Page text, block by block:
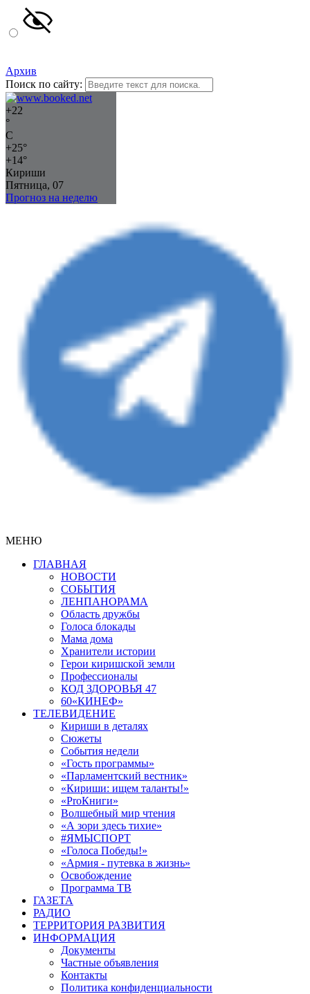
Архив
Поиск по сайту:
+22
°
C
+25°
+14°
Кириши
Пятница, 07
Прогноз на неделю
МЕНЮ
ГЛАВНАЯ
НОВОСТИ
СОБЫТИЯ
ЛЕНПАНОРАМА
Область дружбы
Голоса блокады
Мама дома
Хранители истории
Герои киришской земли
Профессионалы
КОД ЗДОРОВЬЯ 47
60«КИНЕФ»
ТЕЛЕВИДЕНИЕ
Кириши в деталях
Сюжеты
События недели
«Гость программы»
«Парламентский вестник»
«Кириши: ищем таланты!»
«ProКниги»
Волшебный мир чтения
«А зори здесь тихие»
#ЯМЫСПОРТ
«Голоса Победы!»
«Армия - путевка в жизнь»
Освобождение
Программа ТВ
ГАЗЕТА
РАДИО
ТЕРРИТОРИЯ РАЗВИТИЯ
ИНФОРМАЦИЯ
Документы
Частные объявления
Контакты
Политика конфиденциальности